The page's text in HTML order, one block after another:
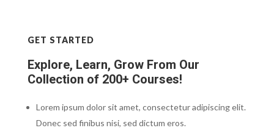
GET STARTED
Explore, Learn, Grow From Our
Collection of 200+ Courses!
Lorem ipsum dolor sit amet, consectetur adipiscing elit.
Donec sed finibus nisi, sed dictum eros.